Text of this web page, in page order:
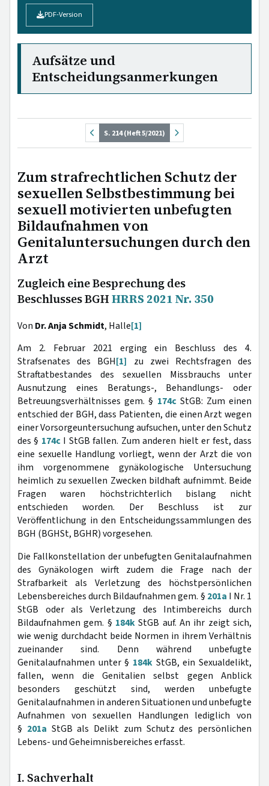
PDF-Version
Aufsätze und
Entscheidungsanmerkungen
S. 214 (Heft 5/2021)
Zum strafrechtlichen Schutz der
sexuellen Selbstbestimmung bei
sexuell motivierten unbefugten
Bildaufnahmen von
Genitaluntersuchungen durch den
Arzt
Zugleich eine Besprechung des
Beschlusses BGHHRRS 2021 Nr. 350
Von Dr. Anja Schmidt, Halle[1]
Am 2. Februar 2021 erging ein Beschluss des 4.
Strafsenates des BGH[1] zu zwei Rechtsfragen des
Straftatbestandes des sexuellen Missbrauchs unter
Ausnutzung eines Beratungs-, Behandlungs- oder
Betreuungsverhältnisses gem. § 174cStGB: Zum einen
entschied der BGH, dass Patienten, die einen Arzt wegen
einer Vorsorgeuntersuchung aufsuchen, unter den Schutz
des § 174cI StGB fallen. Zum anderen hielt er fest, dass
eine sexuelle Handlung vorliegt, wenn der Arzt die von
ihm vorgenommene gynäkologische Untersuchung
heimlich zu sexuellen Zwecken bildhaft aufnimmt. Beide
Fragen waren höchstrichterlich bislang nicht
entschieden worden. Der Beschluss ist zur
Veröffentlichung in den Entscheidungssammlungen des
BGH (BGHSt, BGHR) vorgesehen.
Die Fallkonstellation der unbefugten Genitalaufnahmen
des Gynäkologen wirft zudem die Frage nach der
Strafbarkeit als Verletzung des höchstpersönlichen
Lebensbereiches durch Bildaufnahmen gem. § 201a I Nr. 1
StGB oder als Verletzung des Intimbereichs durch
Bildaufnahmen gem. § 184k StGB auf. An ihr zeigt sich,
wie wenig durchdacht beide Normen in ihrem Verhältnis
zueinander sind. Denn während unbefugte
Genitalaufnahmen unter § 184k StGB, ein Sexualdelikt,
fallen, wenn die Genitalien selbst gegen Anblick
besonders geschützt sind, werden unbefugte
Genitalaufnahmen in anderen Situationen und unbefugte
Aufnahmen von sexuellen Handlungen lediglich von
§ 201a StGB als Delikt zum Schutz des persönlichen
Lebens- und Geheimnisbereiches erfasst.
I. Sachverhalt